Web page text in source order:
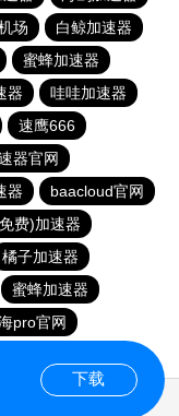
场
白鲸加速器
蜜蜂加速器
器
哇哇加速器
速鹰666
器官网
器
baacloud官网
费)加速器
橘子加速器
蜜蜂加速器
pro官网
下载